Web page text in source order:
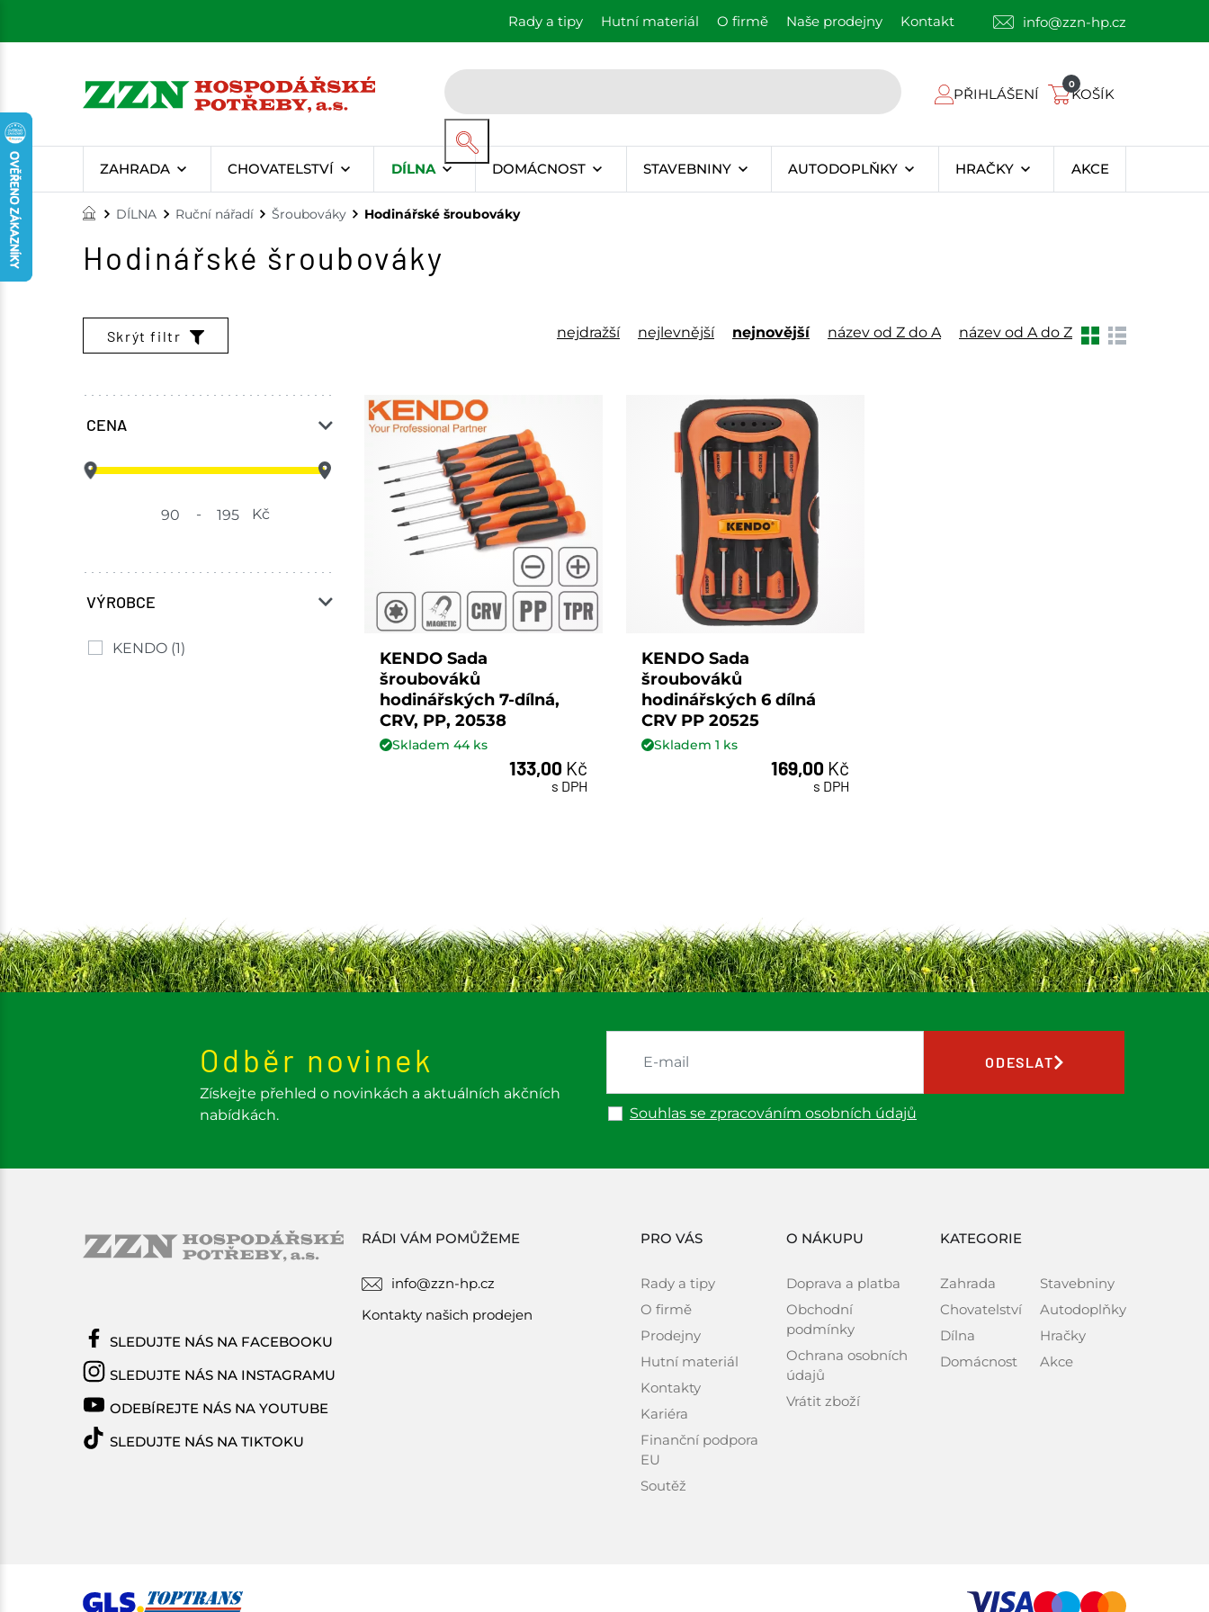
Rady a tipy Hutní materiál O firmě Naše prodejny Kontakt info@zzn-hp.cz
PŘIHLÁŠENÍ
0
KOŠÍK
ZAHRADA CHOVATELSTVÍ DÍLNA DOMÁCNOST STAVEBNINY AUTODOPLŇKY HRAČKY AKCE
DÍLNA Ruční nářadí Šroubováky Hodinářské šroubováky
Hodinářské šroubováky
Skrýt filtr nejdražší nejlevnější nejnovější název od Z do A název od A do Z
CENA
- Kč
VÝROBCE
KENDO (1)
KENDO Sada
šroubováků
hodinářských 7-dílná,
CRV, PP, 20538
Skladem44ks
133,00 Kč
s DPH
KENDO Sada
šroubováků
hodinářských 6 dílná
CRV PP 20525
Skladem1 ks
169,00 Kč
s DPH
Odběr novinek
Získejte přehled o novinkách a aktuálních akčních
nabídkách.
Souhlas se zpracováním osobních údajů
ODESLAT
RÁDI VÁM POMŮŽEME
info@zzn-hp.cz
Kontakty našich prodejen
PRO VÁS
Rady a tipy
O firmě
Prodejny
Hutní materiál
Kontakty
Kariéra
Finanční podpora
EU
Soutěž
O NÁKUPU
Doprava a platba
Obchodní
podmínky
Ochrana osobních
údajů
Vrátit zboží
KATEGORIE
Zahrada
Chovatelství
Dílna
Domácnost
Stavebniny
Autodoplňky
Hračky
Akce
SLEDUJTE NÁS NA FACEBOOKU
SLEDUJTE NÁS NA INSTAGRAMU
ODEBÍREJTE NÁS NA YOUTUBE
SLEDUJTE NÁS NA TIKTOKU